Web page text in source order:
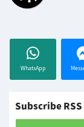
WhatsApp
Subscribe